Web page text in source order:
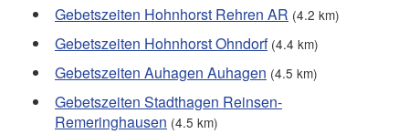
Gebetszeiten Hohnhorst Rehren AR (4.2 km)
Gebetszeiten Hohnhorst Ohndorf (4.4 km)
Gebetszeiten Auhagen Auhagen (4.5 km)
Gebetszeiten Stadthagen Reinsen-
Remeringhausen (4.5 km)